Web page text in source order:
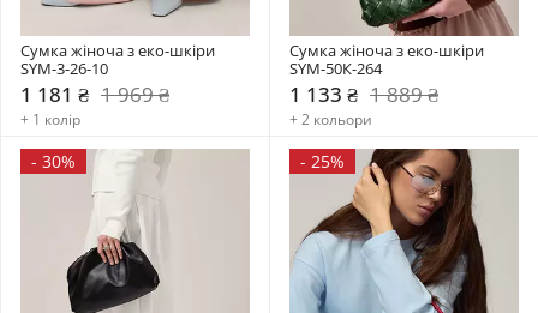
Сумка жіноча з еко-шкіри
SYM-3-26-10
1 181 ₴ 1 969 ₴
+ 1 колір
Сумка жіноча з еко-шкіри
SYM-50К-264
1 133 ₴ 1 889 ₴
+ 2 кольори
- 30% - 25%